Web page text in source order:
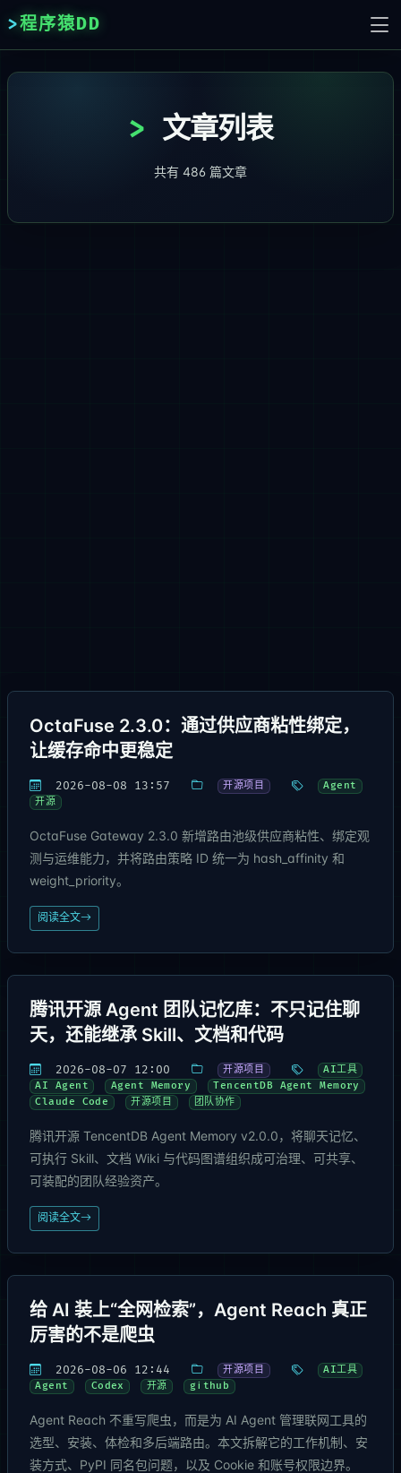
程序猿DD
文章列表
共有 486 篇文章
OctaFuse 2.3.0：通过供应商粘性绑定，
让缓存命中更稳定
2026-08-08 13:57 开源项目
Agent
开源
OctaFuse Gateway 2.3.0 新增路由池级供应商粘性、绑定观
测与运维能力，并将路由策略 ID 统一为 hash_affinity 和
weight_priority。
阅读全文
腾讯开源 Agent 团队记忆库：不只记住聊
天，还能继承 Skill、文档和代码
2026-08-07 12:00 开源项目
AI工具
AI Agent
Agent Memory
TencentDB Agent Memory
Claude Code
开源项目 团队协作
腾讯开源 TencentDB Agent Memory v2.0.0，将聊天记忆、
可执行 Skill、文档 Wiki 与代码图谱组织成可治理、可共享、
可装配的团队经验资产。
阅读全文
给 AI 装上“全网检索”，Agent Reach 真正
厉害的不是爬虫
2026-08-06 12:44 开源项目
AI工具
Agent
Codex 开源 github
Agent Reach 不重写爬虫，而是为 AI Agent 管理联网工具的
选型、安装、体检和多后端路由。本文拆解它的工作机制、安
装方式、PyPI 同名包问题，以及 Cookie 和账号权限边界。